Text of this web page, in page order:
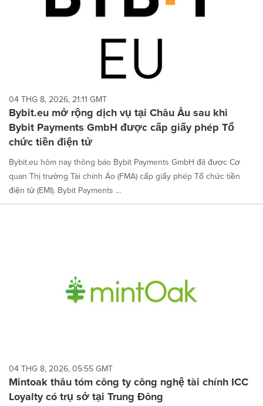
04 THG 8, 2026, 21:11 GMT
Bybit.eu mở rộng dịch vụ tại Châu Âu sau khi
Bybit Payments GmbH được cấp giấy phép Tổ
chức tiền điện tử
Bybit.eu hôm nay thông báo Bybit Payments GmbH đã được Cơ
quan Thị trường Tài chính Áo (FMA) cấp giấy phép Tổ chức tiền
điện tử (EMI). Bybit Payments ...
04 THG 8, 2026, 05:55 GMT
Mintoak thâu tóm công ty công nghệ tài chính ICC
Loyalty có trụ sở tại Trung Đông